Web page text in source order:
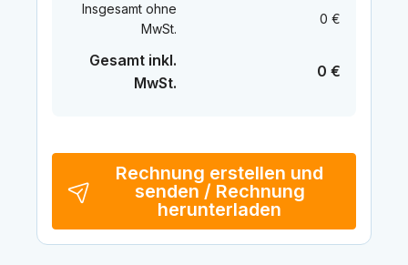
Insgesamt ohne
MwSt.
0 €
Gesamt inkl.
MwSt.
0 €
Rechnung erstellen und
senden / Rechnung
herunterladen